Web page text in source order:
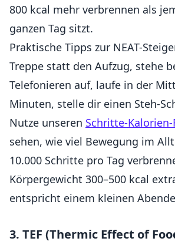
800 kcal mehr verbrennen als
ganzen Tag sitzt.
Praktische Tipps zur NEAT-
Treppe statt den Aufzug, stehe
Telefonieren auf, laufe in der
Minuten, stelle dir einen Steh-
Nutze unseren Schritte-Kalorien-
sehen, wie viel Bewegung im
10.000 Schritte pro Tag
Körpergewicht 300–500 kcal
entspricht einem kleinen
3. TEF (Thermic Effect of